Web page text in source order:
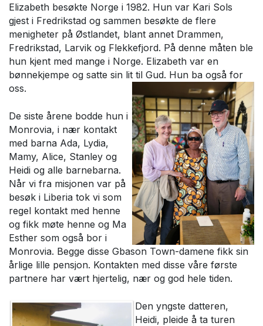
Elizabeth besøkte Norge i 1982. Hun var Kari Sols
gjest i Fredrikstad og sammen besøkte de flere
menigheter på Østlandet, blant annet Drammen,
Fredrikstad, Larvik og Flekkefjord. På denne måten ble
hun kjent med mange i Norge. Elizabeth var en
bønnekjempe og satte sin lit til Gud. Hun ba også for
oss.
De siste årene bodde hun i
Monrovia, i nær kontakt
med barna Ada, Lydia,
Mamy, Alice, Stanley og
Heidi og alle barnebarna.
Når vi fra misjonen var på
besøk i Liberia tok vi som
regel kontakt med henne
og fikk møte henne og Ma
Esther som også bor i
Monrovia. Begge disse Gbason Town-damene fikk sin
årlige lille pensjon. Kontakten med disse våre første
partnere har vært hjertelig, nær og god hele tiden.
Den yngste datteren,
Heidi, pleide å ta turen